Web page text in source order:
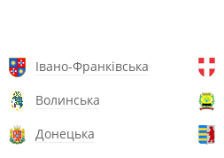
Івано-Франківська
Волинська
Донецька